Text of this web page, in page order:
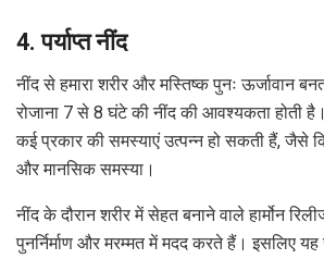
4. पर्याप्त नींद
नींद से हमारा शरीर और मस्तिष्क पुनः ऊर्जावान
रोजाना 7 से 8 घंटे की नींद की आवश्यकता होती
कई प्रकार की समस्याएं उत्पन्न हो सकती हैं, जैसे
और मानसिक समस्या।
नींद के दौरान शरीर में सेहत बनाने वाले हार्मोन
पुनर्निर्माण और मरम्मत में मदद करते हैं। इसलिए